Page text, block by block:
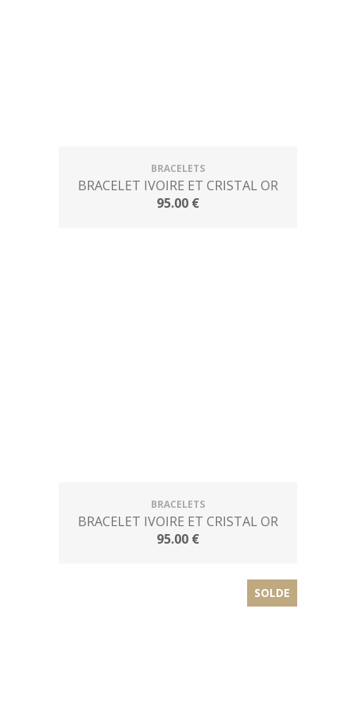
BRACELETS
BRACELET IVOIRE ET CRISTAL OR
95.00 €
BRACELETS
BRACELET IVOIRE ET CRISTAL OR
95.00 €
SOLDE